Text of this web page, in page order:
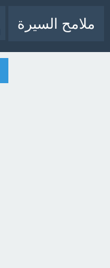
ملامح السيرة